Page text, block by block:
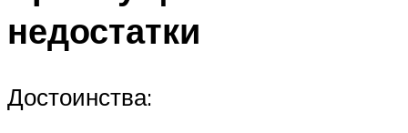
недостатки
Достоинства: